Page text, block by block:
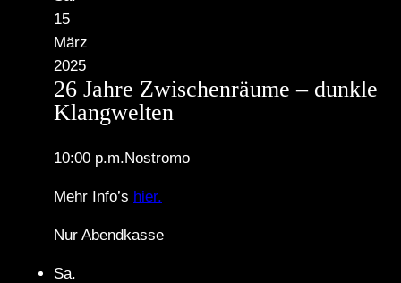
15
März
2025
26 Jahre Zwischenräume – dunkle
Klangwelten
10:00 p.m.Nostromo
Mehr Info’s hier.
Nur Abendkasse
Sa.